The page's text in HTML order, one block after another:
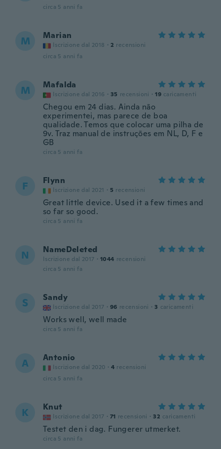
circa 5 anni fa
M Marian
Iscrizione dal 2018 · 2 recensioni
circa 5 anni fa
M Mafalda
Iscrizione dal 2016 · 35 recensioni · 19 caricamenti
Chegou em 24 dias. Ainda não
experimentei, mas parece de boa
qualidade. Temos que colocar uma pilha de
9v. Traz manual de instruções em NL, D, F e
GB
circa 5 anni fa
F Flynn
Iscrizione dal 2021 · 5 recensioni
Great little device. Used it a few times and
so far so good.
circa 5 anni fa
N NameDeleted
Iscrizione dal 2017 · 1044 recensioni
circa 5 anni fa
S Sandy
Iscrizione dal 2017 · 96 recensioni · 3 caricamenti
Works well, well made
circa 5 anni fa
A Antonio
Iscrizione dal 2020 · 4 recensioni
circa 5 anni fa
K Knut
Iscrizione dal 2017 · 71 recensioni · 32 caricamenti
Testet den i dag. Fungerer utmerket.
circa 5 anni fa